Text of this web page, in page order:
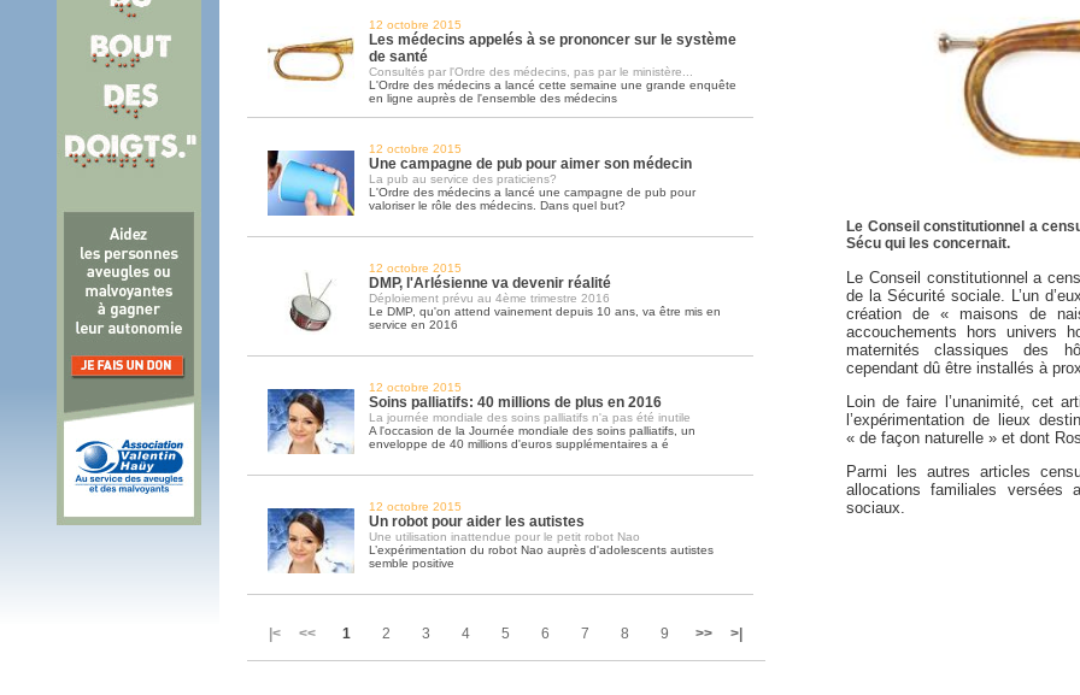
DMP, l'Arlésienne va devenir
Déploiement prévu au 4ème trimestre
La journée mondiale des soins
lire la suite >>
12 octobre 2015
Les médecins appelés à se prononcer sur le système
de santé
Consultés par l'Ordre des médecins, pas par le ministère...
L'Ordre des médecins a lancé cette semaine une grande enquête
en ligne auprès de l'ensemble des médecins
12 octobre 2015
Une campagne de pub pour aimer son médecin
La pub au service des praticiens?
L'Ordre des médecins a lancé une campagne de pub pour
valoriser le rôle des médecins. Dans quel but?
12 octobre 2015
DMP, l'Arlésienne va devenir réalité
Déploiement prévu au 4ème trimestre 2016
Le DMP, qu'on attend vainement depuis 10 ans, va être mis en
service en 2016
12 octobre 2015
Soins palliatifs: 40 millions de plus en 2016
La journée mondiale des soins palliatifs n'a pas été inutile
A l'occasion de la Journée mondiale des soins palliatifs, un
enveloppe de 40 millions d'euros supplémentaires a é
12 octobre 2015
Un robot pour aider les autistes
Une utilisation inattendue pour le petit robot Nao
L’expérimentation du robot Nao auprès d'adolescents autistes
semble positive
|< << 1 2 3 4 5 6 7 8 9 >> >|
Le Conseil constitutionnel a
Sécu qui les concernait.
Le Conseil constitutionnel a
de la Sécurité sociale. L’un
création de « maisons de
accouchements hors univers
maternités classiques des
cependant dû être installés à
Loin de faire l’unanimité, cet
l’expérimentation de lieux
« de façon naturelle » et dont
Parmi les autres articles
allocations familiales versées
sociaux.